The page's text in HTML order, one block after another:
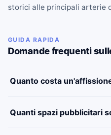
storici alle principali arterie
GUIDA RAPIDA
Domande frequenti
Quanto costa
Quanti spazi pubblicitari